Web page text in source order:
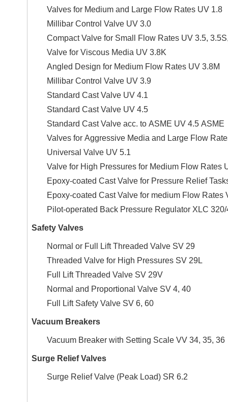
Valves for Medium and Large Flow Rates UV 1.8
Millibar Control Valve UV 3.0
Compact Valve for Small Flow Rates UV 3.5,
Valve for Viscous Media UV 3.8K
Angled Design for Medium Flow Rates UV 3.8M
Millibar Control Valve UV 3.9
Standard Cast Valve UV 4.1
Standard Cast Valve UV 4.5
Standard Cast Valve acc. to ASME UV 4.5 ASME
Valves for Aggressive Media and Large Flow
Universal Valve UV 5.1
Valve for High Pressures for Medium Flow Rates
Epoxy-coated Cast Valve for Pressure Relief
Epoxy-coated Cast Valve for medium Flow Rates
Pilot-operated Back Pressure Regulator XLC
Safety Valves
Normal or Full Lift Threaded Valve SV 29
Threaded Valve for High Pressures SV 29L
Full Lift Threaded Valve SV 29V
Normal and Proportional Valve SV 4, 40
Full Lift Safety Valve SV 6, 60
Vacuum Breakers
Vacuum Breaker with Setting Scale VV 34, 35, 36
Surge Relief Valves
Surge Relief Valve (Peak Load) SR 6.2